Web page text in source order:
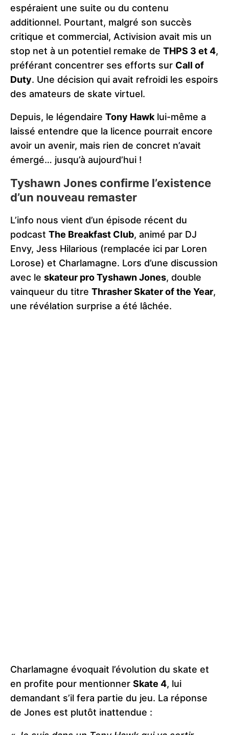
espéraient une suite ou du contenu
additionnel. Pourtant, malgré son succès
critique et commercial, Activision avait mis un
stop net à un potentiel remake de THPS 3 et 4,
préférant concentrer ses efforts sur Call of
Duty. Une décision qui avait refroidi les espoirs
des amateurs de skate virtuel.
Depuis, le légendaire Tony Hawk lui-même a
laissé entendre que la licence pourrait encore
avoir un avenir, mais rien de concret n’avait
émergé… jusqu’à aujourd’hui !
Tyshawn Jones confirme l’existence
d’un nouveau remaster
L’info nous vient d’un épisode récent du
podcast The Breakfast Club, animé par DJ
Envy, Jess Hilarious (remplacée ici par Loren
Lorose) et Charlamagne. Lors d’une discussion
avec le skateur pro Tyshawn Jones, double
vainqueur du titre Thrasher Skater of the Year,
une révélation surprise a été lâchée.
Charlamagne évoquait l’évolution du skate et
en profite pour mentionner Skate 4, lui
demandant s’il fera partie du jeu. La réponse
de Jones est plutôt inattendue :